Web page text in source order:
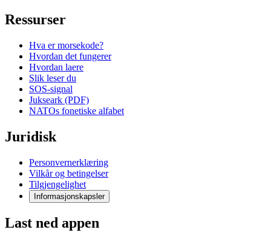
Ressurser
Hva er morsekode?
Hvordan det fungerer
Hvordan laere
Slik leser du
SOS-signal
Jukseark (PDF)
NATOs fonetiske alfabet
Juridisk
Personvernerklæring
Vilkår og betingelser
Tilgjengelighet
Informasjonskapsler
Last ned appen